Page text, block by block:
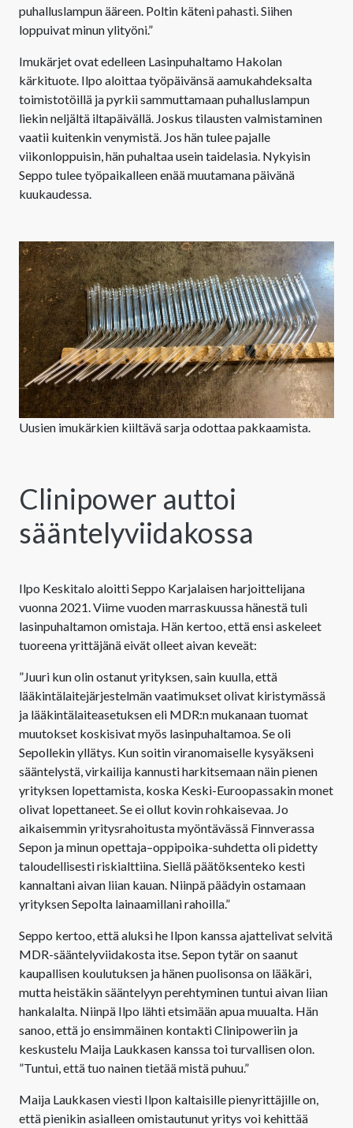
puhalluslampun ääreen. Poltin käteni pahasti. Siihen
loppuivat minun ylityöni.”
Imukärjet ovat edelleen Lasinpuhaltamo Hakolan
kärkituote. Ilpo aloittaa työpäivänsä aamukahdeksalta
toimistotöillä ja pyrkii sammuttamaan puhalluslampun
liekin neljältä iltapäivällä. Joskus tilausten valmistaminen
vaatii kuitenkin venymistä. Jos hän tulee pajalle
viikonloppuisin, hän puhaltaa usein taidelasia. Nykyisin
Seppo tulee työpaikalleen enää muutamana päivänä
kuukaudessa.
Uusien imukärkien kiiltävä sarja odottaa pakkaamista.
Clinipower auttoi
sääntelyviidakossa
Ilpo Keskitalo aloitti Seppo Karjalaisen harjoittelijana
vuonna 2021. Viime vuoden marraskuussa hänestä tuli
lasinpuhaltamon omistaja. Hän kertoo, että ensi askeleet
tuoreena yrittäjänä eivät olleet aivan keveät:
”Juuri kun olin ostanut yrityksen, sain kuulla, että
lääkintälaitejärjestelmän vaatimukset olivat kiristymässä
ja lääkintälaiteasetuksen eli MDR:n mukanaan tuomat
muutokset koskisivat myös lasinpuhaltamoa. Se oli
Sepollekin yllätys. Kun soitin viranomaiselle kysyäkseni
sääntelystä, virkailija kannusti harkitsemaan näin pienen
yrityksen lopettamista, koska Keski-Euroopassakin monet
olivat lopettaneet. Se ei ollut kovin rohkaisevaa. Jo
aikaisemmin yritysrahoitusta myöntävässä Finnverassa
Sepon ja minun opettaja–oppipoika-suhdetta oli pidetty
taloudellisesti riskialttiina. Siellä päätöksenteko kesti
kannaltani aivan liian kauan. Niinpä päädyin ostamaan
yrityksen Sepolta lainaamillani rahoilla.”
Seppo kertoo, että aluksi he Ilpon kanssa ajattelivat selvitä
MDR-sääntelyviidakosta itse. Sepon tytär on saanut
kaupallisen koulutuksen ja hänen puolisonsa on lääkäri,
mutta heistäkin sääntelyyn perehtyminen tuntui aivan liian
hankalalta. Niinpä Ilpo lähti etsimään apua muualta. Hän
sanoo, että jo ensimmäinen kontakti Clinipoweriin ja
keskustelu Maija Laukkasen kanssa toi turvallisen olon.
”Tuntui, että tuo nainen tietää mistä puhuu.”
Maija Laukkasen viesti Ilpon kaltaisille pienyrittäjille on,
että pienikin asialleen omistautunut yritys voi kehittää